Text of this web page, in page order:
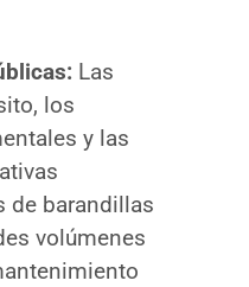
Las
los
y las
de barandillas
volúmenes